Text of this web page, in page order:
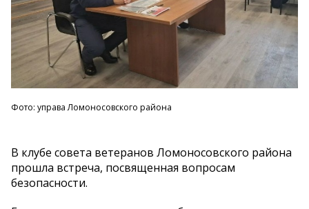
Фото: управа Ломоносовского района
В клубе совета ветеранов Ломоносовского района
прошла встреча, посвященная вопросам
безопасности.